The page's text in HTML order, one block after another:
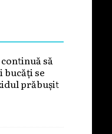
să
bucăți se
prăbușit